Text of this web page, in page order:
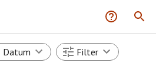
Datum Filter